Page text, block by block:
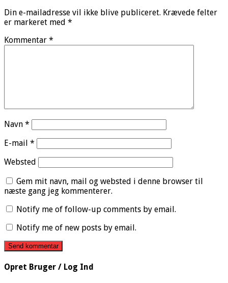
Din e-mailadresse vil ikke blive publiceret. Krævede felter
er markeret med *
Kommentar *
Navn *
E-mail *
Websted
Gem mit navn, mail og websted i denne browser til
næste gang jeg kommenterer.
Notify me of follow-up comments by email.
Notify me of new posts by email.
Opret Bruger / Log Ind